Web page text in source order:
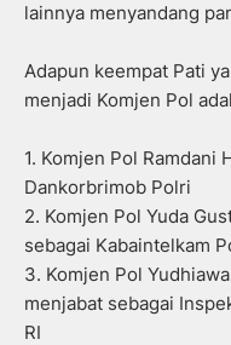
lainnya menyandang
Adapun keempat Pati
menjadi Komjen Pol
1. Komjen Pol Ramdani
Dankorbrimob Polri
2. Komjen Pol Yuda
sebagai Kabaintelkam
3. Komjen Pol
menjabat sebagai
RI